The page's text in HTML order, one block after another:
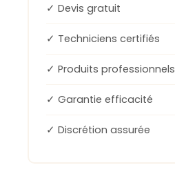
✓ Devis gratuit
✓ Techniciens certifiés
✓ Produits professionnels
✓ Garantie efficacité
✓ Discrétion assurée